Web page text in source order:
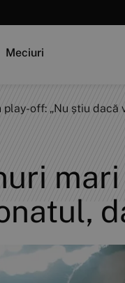
Meciuri
off: „Nu știu